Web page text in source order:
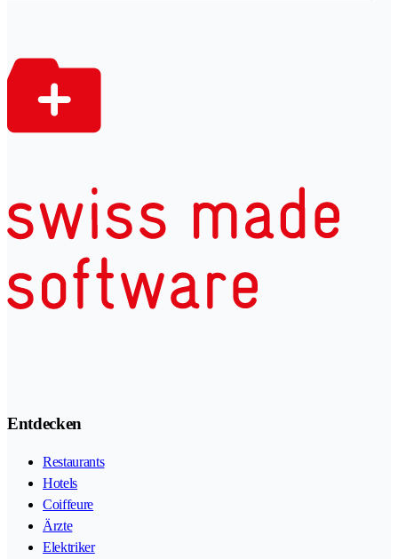
Entdecken
Restaurants
Hotels
Coiffeure
Ärzte
Elektriker